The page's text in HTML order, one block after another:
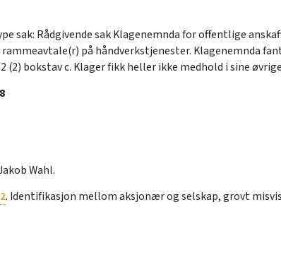
sak: Rådgivende sak Klagenemnda for offentlige
på håndverkstjenester. Klagenemnda
bokstav c. Klager fikk heller ikke medhold i sine
Wahl.
. Identifikasjon mellom aksjonær og selskap, grovt